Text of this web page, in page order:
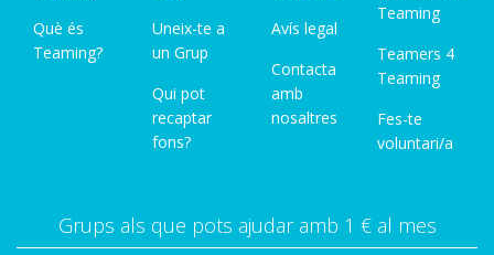
Què és
Teaming?
Uneix-te a
un Grup
Qui pot
recaptar
fons?
Avís legal
Contacta
amb
nosaltres
Teaming
Teamers 4
Teaming
Fes-te
voluntari/a
Grups als que pots ajudar amb 1 € al mes